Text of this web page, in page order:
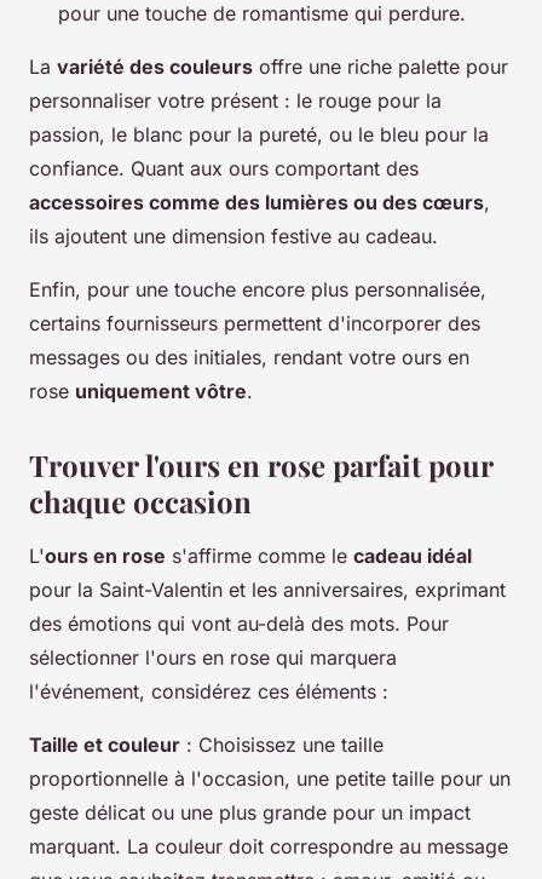
pour une touche de romantisme qui perdure.
La variété des couleurs offre une riche palette pour
personnaliser votre présent : le rouge pour la
passion, le blanc pour la pureté, ou le bleu pour la
confiance. Quant aux ours comportant des
accessoires comme des lumières ou des cœurs,
ils ajoutent une dimension festive au cadeau.
Enfin, pour une touche encore plus personnalisée,
certains fournisseurs permettent d'incorporer des
messages ou des initiales, rendant votre ours en
rose uniquement vôtre.
Trouver l'ours en rose parfait pour
chaque occasion
L'ours en rose s'affirme comme le cadeau idéal
pour la Saint-Valentin et les anniversaires, exprimant
des émotions qui vont au-delà des mots. Pour
sélectionner l'ours en rose qui marquera
l'événement, considérez ces éléments :
Taille et couleur : Choisissez une taille
proportionnelle à l'occasion, une petite taille pour un
geste délicat ou une plus grande pour un impact
marquant. La couleur doit correspondre au message